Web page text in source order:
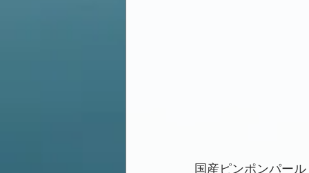
国産ピンポンパール